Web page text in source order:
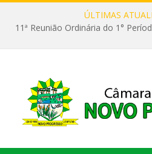
ÚLTIMAS